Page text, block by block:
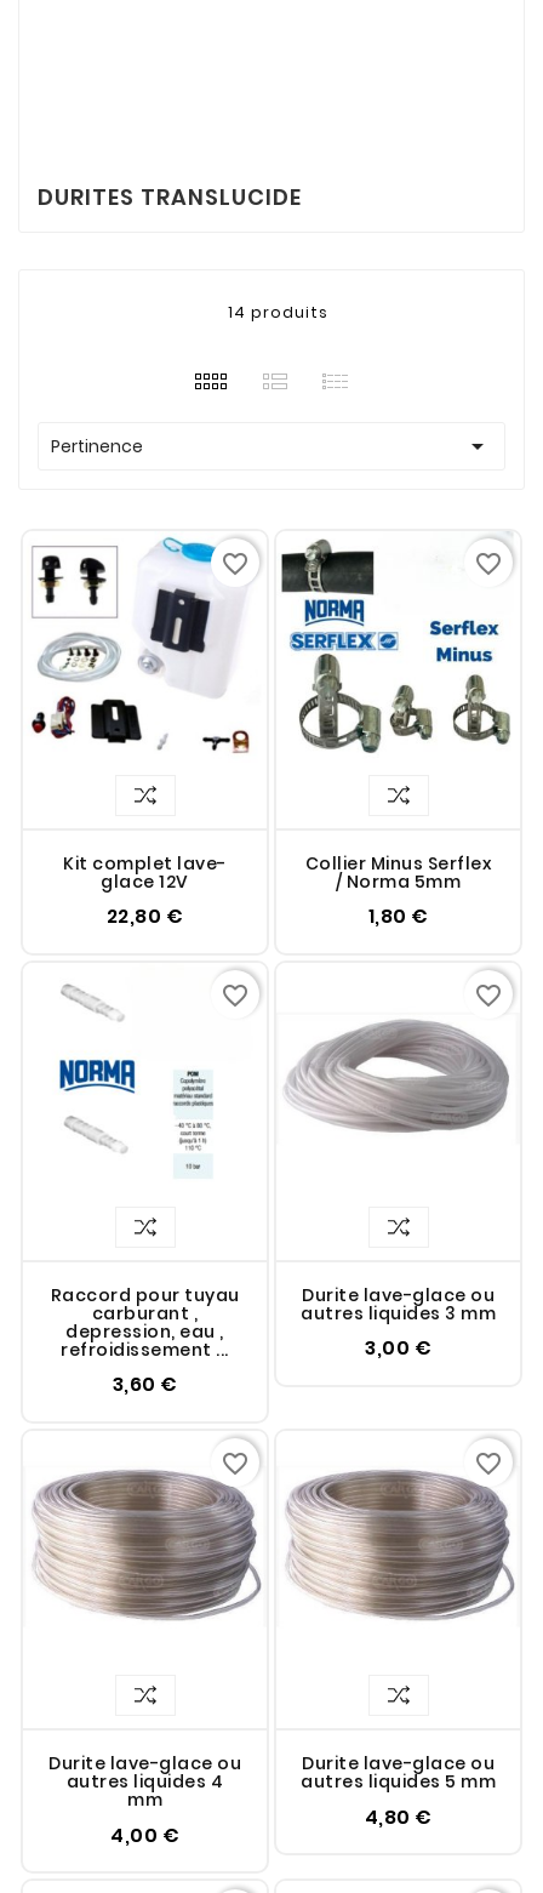
DURITES TRANSLUCIDE
14 produits
Pertinence 
Kit complet lave-
glace 12V
22,80 €
favorite_border
Collier Minus Serflex
/ Norma 5mm
1,80 €
favorite_border
Raccord pour tuyau
carburant ,
depression, eau ,
refroidissement ...
3,60 €
favorite_border
Durite lave-glace ou
autres liquides 3 mm
3,00 €
favorite_border
Durite lave-glace ou
autres liquides 4
mm
4,00 €
favorite_border
Durite lave-glace ou
autres liquides 5 mm
4,80 €
favorite_border